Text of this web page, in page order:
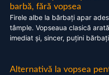
barbă, fără vopsea
Firele albe la bărbați apar
tâmple. Vopseaua clasică
imediat și, sincer, puțini bărbați
Alternativă la vopsea